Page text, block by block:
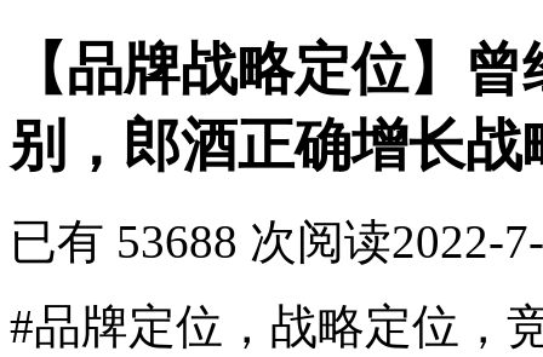
【品牌战略定位】
别，郎酒正确增长战
已有 53688 次阅读2022-
#品牌定位，战略定位，